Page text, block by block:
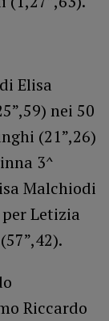
Elisa
nei 50
(21”,26)
3^
Malchiodi
Letizia
Riccardo